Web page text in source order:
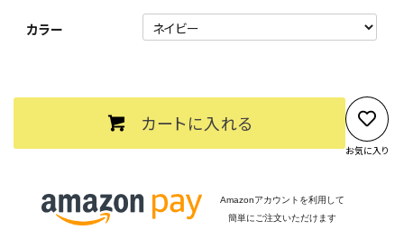
カラー
カートに入れる
お気に入り
Amazonアカウントを利用して
簡単にご注文いただけます